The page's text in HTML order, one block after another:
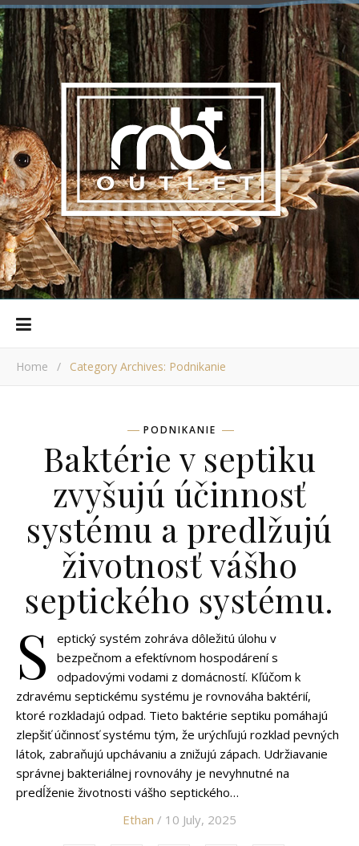
Home / Category Archives: Podnikanie
PODNIKANIE
Baktérie v septiku
zvyšujú účinnosť
systému a predlžujú
životnosť vášho
septického systému.
S
eptický systém zohráva dôležitú úlohu v
bezpečnom a efektívnom hospodárení s
odpadovými vodami z domácností. Kľúčom k
zdravému septickému systému je rovnováha baktérií,
ktoré rozkladajú odpad. Tieto baktérie septiku pomáhajú
zlepšiť účinnosť systému tým, že urýchľujú rozklad pevných
látok, zabraňujú upchávaniu a znižujú zápach. Udržiavanie
správnej bakteriálnej rovnováhy je nevyhnutné na
predĺženie životnosti vášho septického…
Ethan / 10 July, 2025